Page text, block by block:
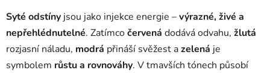
Syté odstíny jsou jako injekce energie –výrazné, živé a
nepřehlédnutelné. Zatímcočervená dodává odvahu, žlutá
rozjasní náladu, modrá přináší svěžest azelená je
symbolem růstu a rovnováhy. V tmavších tónech působí